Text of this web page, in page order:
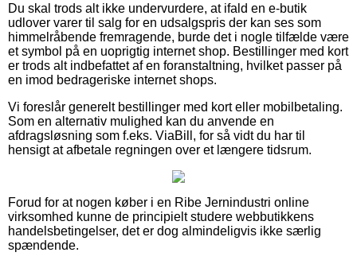
Du skal trods alt ikke undervurdere, at ifald en e-butik
udlover varer til salg for en udsalgspris der kan ses som
himmelråbende fremragende, burde det i nogle tilfælde være
et symbol på en uoprigtig internet shop. Bestillinger med kort
er trods alt indbefattet af en foranstaltning, hvilket passer på
en imod bedrageriske internet shops.
Vi foreslår generelt bestillinger med kort eller mobilbetaling.
Som en alternativ mulighed kan du anvende en
afdragsløsning som f.eks. ViaBill, for så vidt du har til
hensigt at afbetale regningen over et længere tidsrum.
Forud for at nogen køber i en Ribe Jernindustri online
virksomhed kunne de principielt studere webbutikkens
handelsbetingelser, det er dog almindeligvis ikke særlig
spændende.